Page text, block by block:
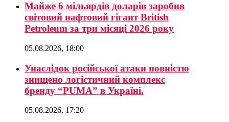
Майже 6 мільярдів доларів заробив
світовий нафтовий гігант British
Petroleum за три місяці 2026 року
05.08.2026, 18:00
Унаслідок російської атаки повністю
знищено логістичний комплекс
бренду “PUMA” в Україні.
05.08.2026, 17:20